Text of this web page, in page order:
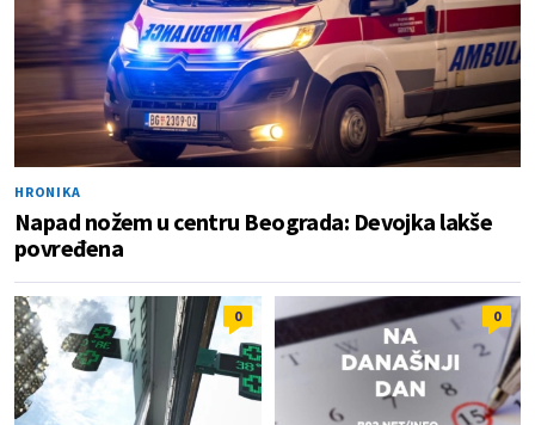
HRONIKA
Napad nožem u centru Beograda: Devojka lakše
povređena
0 0